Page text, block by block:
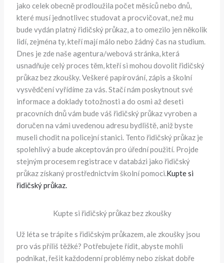
jako celek obecně prodloužila počet měsíců nebo dnů,
které musí jednotlivec studovat a procvičovat, než mu
bude vydán platný řidičský průkaz, a to omezilo jen několik
lidí, zejména ty, kteří mají málo nebo žádný čas na studium.
Dnes je zde naše agentura/webová stránka, která
usnadňuje celý proces těm, kteří si mohou dovolit řidičský
průkaz bez zkoušky. Veškeré papírování, zápis a školní
vysvědčení vyřídíme za vás. Stačí nám poskytnout své
informace a doklady totožnosti a do osmi až deseti
pracovních dnů vám bude váš řidičský průkaz vyroben a
doručen na vámi uvedenou adresu bydliště, aniž byste
museli chodit na policejní stanici. Tento řidičský průkaz je
spolehlivý a bude akceptován pro úřední použití. Projde
stejným procesem registrace v databázi jako řidičský
průkaz získaný prostřednictvím školní pomoci.Kupte si
řidičský průkaz.
Kupte si řidičský průkaz bez zkoušky
Už léta se trápíte s řidičským průkazem, ale zkoušky jsou
pro vás příliš těžké? Potřebujete řídit, abyste mohli
podnikat, řešit každodenní problémy nebo získat dobře